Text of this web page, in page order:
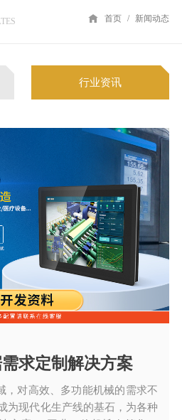
首页 / 新闻动态
行业资讯
求定制解决方案
，对高效、多功能机械的需求不
为现代化生产线的基石，为各种